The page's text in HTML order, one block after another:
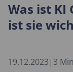
Was ist KI
ist sie
19.12.2023 | 3